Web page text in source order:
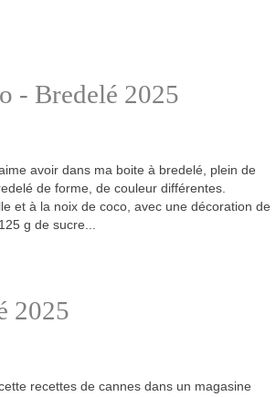
- Bredelé 2025
avoir dans ma boite à bredelé, plein de
de forme, de couleur différentes.
et à la noix de coco, avec une décoration de
g de sucre...
2025
recettes de cannes dans un magasine